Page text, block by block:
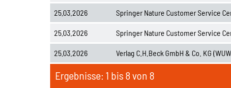
25.03.2026 Springer Nature Customer Service
25.03.2026 Springer Nature Customer Service
25.03.2026 Verlag C.H.Beck GmbH & Co. KG
Ergebnisse: 1 bis 8 von 8